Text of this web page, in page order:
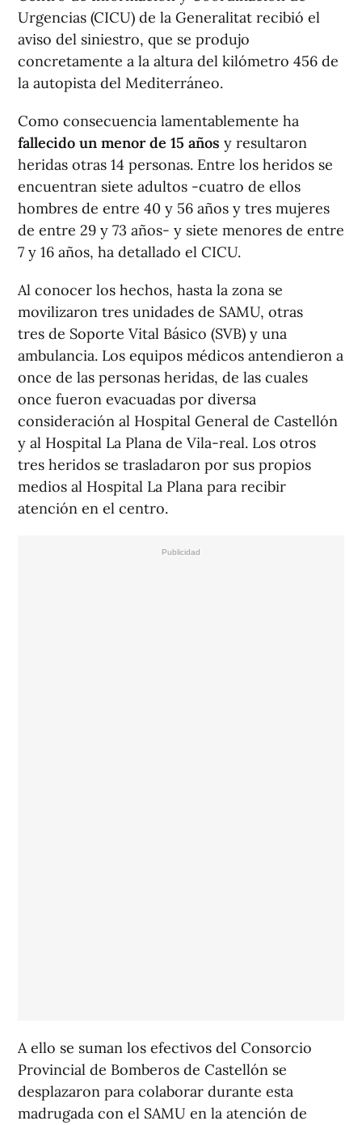
Urgencias (CICU) de la Generalitat recibió el
aviso del siniestro, que se produjo
concretamente a la altura del kilómetro 456 de
la autopista del Mediterráneo.
Como consecuencia lamentablemente ha
fallecido un menor de 15 años y resultaron
heridas otras 14 personas. Entre los heridos se
encuentran siete adultos -cuatro de ellos
hombres de entre 40 y 56 años y tres mujeres
de entre 29 y 73 años- y siete menores de entre
7 y 16 años, ha detallado el CICU.
Al conocer los hechos, hasta la zona se
movilizaron tres unidades de SAMU, otras
tres de Soporte Vital Básico (SVB) y una
ambulancia. Los equipos médicos antendieron a
once de las personas heridas, de las cuales
once fueron evacuadas por diversa
consideración al Hospital General de Castellón
y al Hospital La Plana de Vila-real. Los otros
tres heridos se trasladaron por sus propios
medios al Hospital La Plana para recibir
atención en el centro.
A ello se suman los efectivos del Consorcio
Provincial de Bomberos de Castellón se
desplazaron para colaborar durante esta
madrugada con el SAMU en la atención de